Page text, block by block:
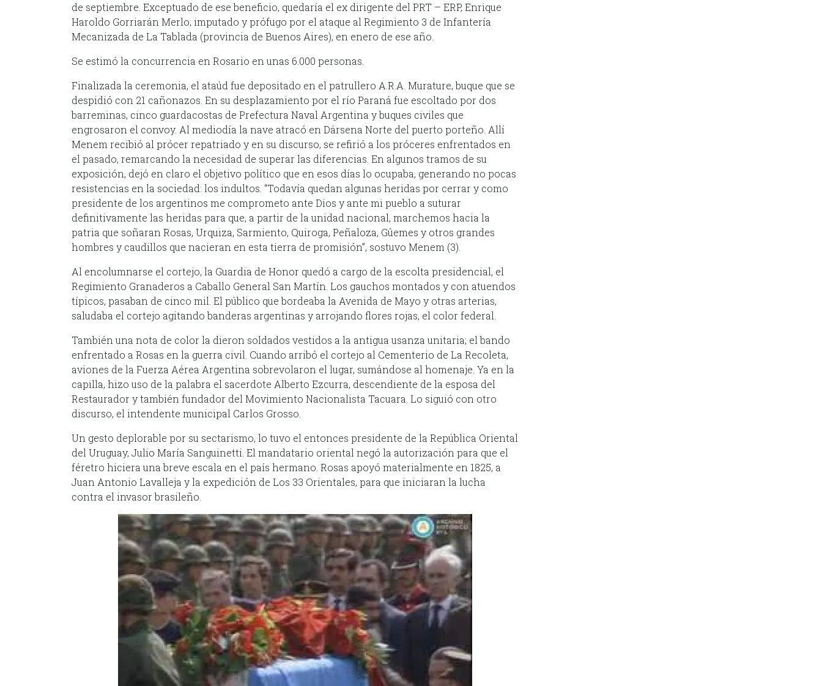
de septiembre. Exceptuado de ese beneficio, quedaría el ex dirigente del PRT – ERP, Enrique
Haroldo Gorriarán Merlo; imputado y prófugo por el ataque al Regimiento 3 de Infantería
Mecanizada de La Tablada (provincia de Buenos Aires), en enero de ese año.
Se estimó la concurrencia en Rosario en unas 6.000 personas.
Finalizada la ceremonia, el ataúd fue depositado en el patrullero A.R.A. Murature, buque que se
despidió con 21 cañonazos. En su desplazamiento por el río Paraná fue escoltado por dos
barreminas, cinco guardacostas de Prefectura Naval Argentina y buques civiles que
engrosaron el convoy. Al mediodía la nave atracó en Dársena Norte del puerto porteño. Allí
Menem recibió al prócer repatriado y en su discurso, se refirió a los próceres enfrentados en
el pasado, remarcando la necesidad de superar las diferencias. En algunos tramos de su
exposición, dejó en claro el objetivo político que en esos días lo ocupaba, generando no pocas
resistencias en la sociedad: los indultos. “Todavía quedan algunas heridas por cerrar y como
presidente de los argentinos me comprometo ante Dios y ante mi pueblo a suturar
definitivamente las heridas para que, a partir de la unidad nacional, marchemos hacia la
patria que soñaran Rosas, Urquiza, Sarmiento, Quiroga, Peñaloza, Gûemes y otros grandes
hombres y caudillos que nacieran en esta tierra de promisión”, sostuvo Menem (3).
Al encolumnarse el cortejo, la Guardia de Honor quedó a cargo de la escolta presidencial, el
Regimiento Granaderos a Caballo General San Martín. Los gauchos montados y con atuendos
típicos, pasaban de cinco mil. El público que bordeaba la Avenida de Mayo y otras arterias,
saludaba el cortejo agitando banderas argentinas y arrojando flores rojas, el color federal.
También una nota de color la dieron soldados vestidos a la antigua usanza unitaria; el bando
enfrentado a Rosas en la guerra civil. Cuando arribó el cortejo al Cementerio de La Recoleta,
aviones de la Fuerza Aérea Argentina sobrevolaron el lugar, sumándose al homenaje. Ya en la
capilla, hizo uso de la palabra el sacerdote Alberto Ezcurra, descendiente de la esposa del
Restaurador y también fundador del Movimiento Nacionalista Tacuara. Lo siguió con otro
discurso, el intendente municipal Carlos Grosso.
Un gesto deplorable por su sectarismo, lo tuvo el entonces presidente de la República Oriental
del Uruguay, Julio María Sanguinetti. El mandatario oriental negó la autorización para que el
féretro hiciera una breve escala en el país hermano. Rosas apoyó materialmente en 1825, a
Juan Antonio Lavalleja y la expedición de Los 33 Orientales, para que iniciaran la lucha
contra el invasor brasileño.